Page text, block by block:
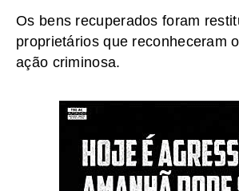
Os bens recuperados foram
proprietários que reconheceram
ação criminosa.